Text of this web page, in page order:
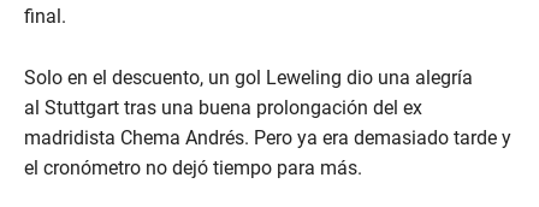
final.
Solo en el descuento, un gol Leweling dio una alegría
al Stuttgart tras una buena prolongación del ex
madridista Chema Andrés. Pero ya era demasiado tarde y
el cronómetro no dejó tiempo para más.